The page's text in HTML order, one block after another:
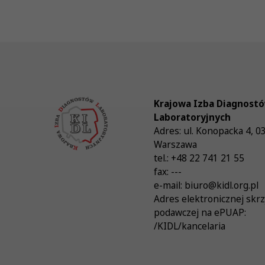
Krajowa Izba
Laboratoryjnych
Adres: ul. Konopacka 4,
Warszawa
tel.: +48 22 741 21 55
fax: ---
e-mail: biuro@kidl.org.pl
Adres elektronicznej
podawczej na ePUAP:
/KIDL/kancelaria